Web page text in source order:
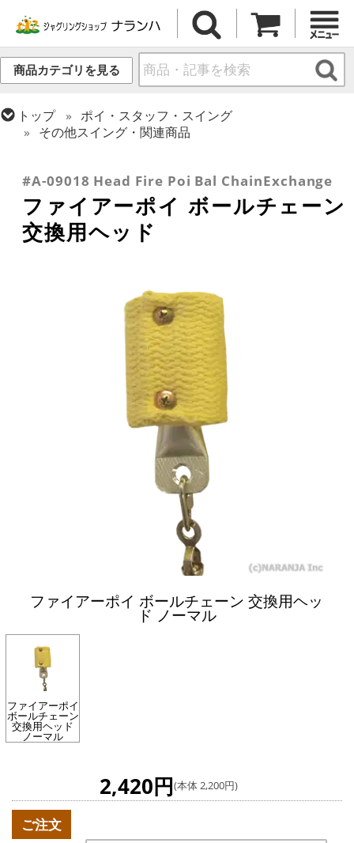
商品カテゴリを見る
トップ
ポイ・スタッフ・スイング
その他スイング・関連商品
#A-09018 Head Fire Poi Bal ChainExchange
ファイアーポイ ボールチェーン
交換用ヘッド
ファイアーポイ ボールチェーン 交換用ヘッ
ド ノーマル
ファイアーポイ
ボールチェーン
交換用ヘッド
ノーマル
2,420円(本体 2,200円)
ご注文